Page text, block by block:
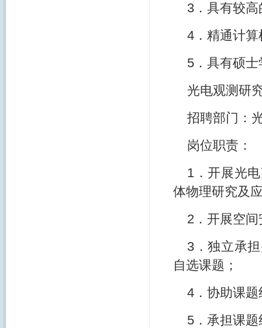
3．具有较
4．精通计
5．具有硕
光电观测研
招聘部门：
岗位职责：
1．开展光
体物理研究及
2．开展空
3．独立承
自选课题；
4．协助课
5．承担课